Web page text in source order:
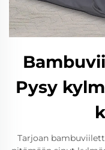
Pysy
Tarjoan